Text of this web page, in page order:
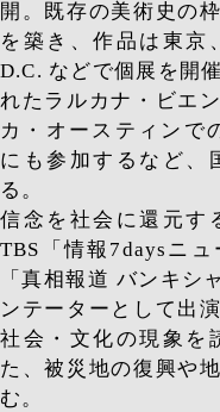
開。既存の美術史の
を築き、作品は東京
D.C. などで個展を開
れたラルカナ・ビエ
カ・オースティンで
にも参加するなど、
る。
信念を社会に還元す
TBS「情報7daysニ
「真相報道 バンキシ
ンテーターとして出
社会・文化の現象を
た、被災地の復興や
む。